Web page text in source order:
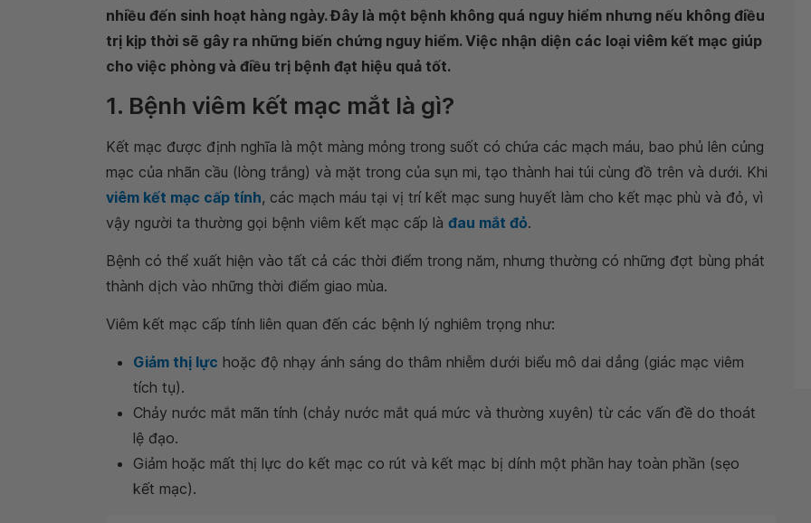
nhiều đến sinh hoạt hàng ngày. Đây là một bệnh không quá nguy hiểm nhưng nếu không điều
trị kịp thời sẽ gây ra những biến chứng nguy hiểm. Việc nhận diện các loại viêm kết mạc giúp
cho việc phòng và điều trị bệnh đạt hiệu quả tốt.
1. Bệnh viêm kết mạc mắt là gì?
Kết mạc được định nghĩa là một màng mỏng trong suốt có chứa các mạch máu, bao phủ lên củng
mạc của nhãn cầu (lòng trắng) và mặt trong của sụn mi, tạo thành hai túi cùng đồ trên và dưới. Khi
viêm kết mạc cấp tính, các mạch máu tại vị trí kết mạc sung huyết làm cho kết mạc phù và đỏ, vì
vậy người ta thường gọi bệnh viêm kết mạc cấp là đau mắt đỏ.
Bệnh có thể xuất hiện vào tất cả các thời điểm trong năm, nhưng thường có những đợt bùng phát
thành dịch vào những thời điểm giao mùa.
Viêm kết mạc cấp tính liên quan đến các bệnh lý nghiêm trọng như:
Giảm thị lực hoặc độ nhạy ánh sáng do thâm nhiễm dưới biểu mô dai dẳng (giác mạc viêm
tích tụ).
Chảy nước mắt mãn tính (chảy nước mắt quá mức và thường xuyên) từ các vấn đề do thoát
lệ đạo.
Giảm hoặc mất thị lực do kết mạc co rút và kết mạc bị dính một phần hay toàn phần (sẹo
kết mạc).